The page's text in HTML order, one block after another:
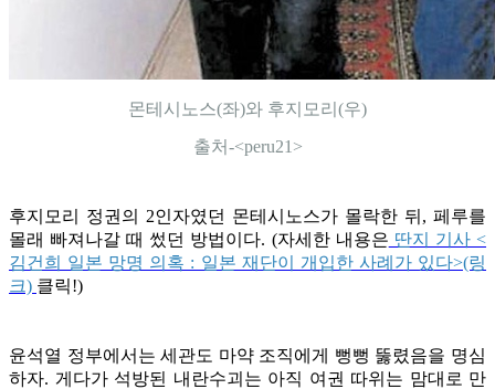
몬테시노스(좌)와 후지모리(우)
출처-<peru21>
후지모리 정권의 2인자였던 몬테시노스가 몰락한 뒤, 페루를
몰래 빠져나갈 때 썼던 방법이다. (자세한 내용은 딴지 기사 <
김건희 일본 망명 의혹 : 일본 재단이 개입한 사례가 있다>(링
크) 클릭!)
윤석열 정부에서는 세관도 마약 조직에게 뻥뻥 뚫렸음을 명심
하자. 게다가 석방된 내란수괴는 아직 여권 따위는 맘대로 만